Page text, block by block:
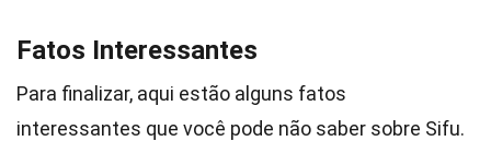
Fatos Interessantes
Para finalizar, aqui estão alguns fatos
interessantes que você pode não saber sobre Sifu.